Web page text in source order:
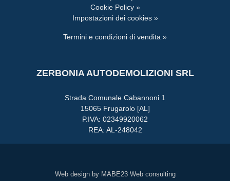
Cookie Policy »
Impostazioni dei cookies »
Termini e condizioni di vendita »
ZERBONIA AUTODEMOLIZIONI SRL
Strada Comunale Cabannoni 1
15065 Frugarolo [AL]
P.IVA: 02349920062
REA: AL-248042
Web design by MABE23 Web consulting